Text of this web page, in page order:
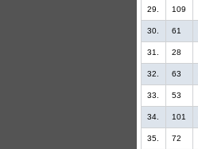
29.
109
30.
61
31.
28
32.
63
33.
53
34.
101
35.
72